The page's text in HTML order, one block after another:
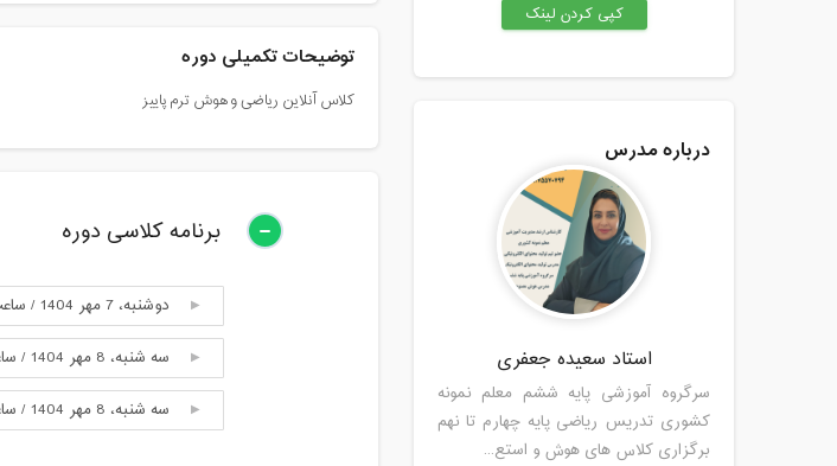
توضیحات تکمیلی دوره
کلاس آنلاین ریاضی و هوش ترم پاییز
برنامه کلاسی دوره
دوشنبه، 7 مهر 1404 / ساعت: 18:30 - 20:00
سه شنبه، 8 مهر 1404 / ساعت: 17:00 - 18:30
سه شنبه، 8 مهر 1404 / ساعت: 19:00 - 20:30
کپی کردن لینک
درباره مدرس
استاد سعیده جعفری
سرگروه آموزشی پایه ششم معلم نمونه
کشوری تدریس ریاضی پایه چهارم تا نهم
برگزاری کلاس های هوش و استع...